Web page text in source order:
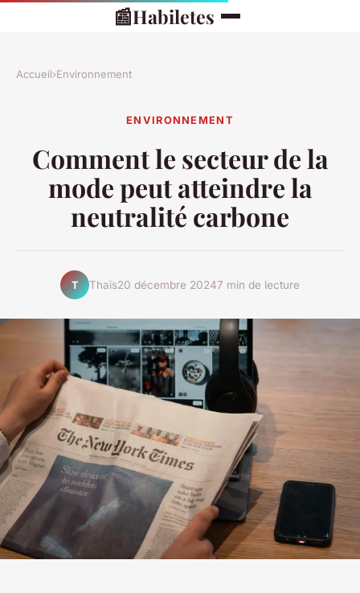
📰Habiletes
Accueil›Environnement
ENVIRONNEMENT
Comment le secteur de la
mode peut atteindre la
neutralité carbone
T Thaïs20 décembre 20247 min de lecture